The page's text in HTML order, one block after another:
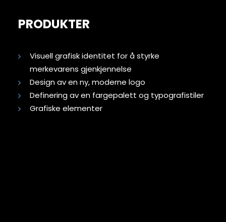
PRODUKTER
Visuell grafisk identitet for å styrke
merkevarens gjenkjennelse
Design av en ny, moderne logo
Definering av en fargepalett og typografistiler
Grafiske elementer